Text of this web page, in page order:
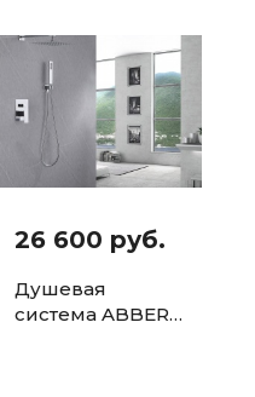
26 600 руб.
Душевая
система ABBER